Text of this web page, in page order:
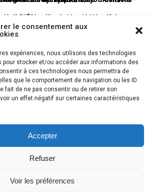
le consentement aux
expériences, nous utilisons des technologies
pour stocker et/ou accéder aux informations des
à ces technologies nous permettra de
que le comportement de navigation ou les ID
fait de ne pas consentir ou de retirer son
un effet négatif sur certaines caractéristiques
Accepter
Refuser
Voir les préférences